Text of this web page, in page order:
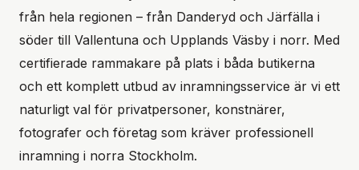
från hela regionen – från Danderyd och Järfälla i
söder till Vallentuna och Upplands Väsby i norr. Med
certifierade rammakare på plats i båda butikerna
och ett komplett utbud av inramningsservice är vi ett
naturligt val för privatpersoner, konstnärer,
fotografer och företag som kräver professionell
inramning i norra Stockholm.